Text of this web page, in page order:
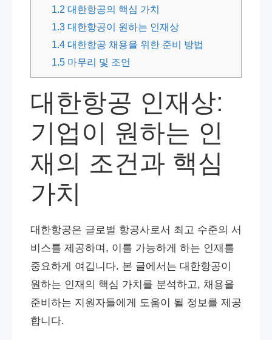
1.2 대한항공의 핵심 가치
1.3 대한항공이 원하는 인재상
1.4 대한항공 채용을 위한 준비 방법
1.5 마무리 및 조언
대한항공 인재상:
기업이 원하는 인
재의 조건과 핵심
가치
대한항공은 글로벌 항공사로서 최고 수준의 서
비스를 제공하며, 이를 가능하게 하는 인재를
중요하게 여깁니다. 본 글에서는 대한항공이
원하는 인재의 핵심 가치를 분석하고, 채용을
준비하는 지원자들에게 도움이 될 정보를 제공
합니다.